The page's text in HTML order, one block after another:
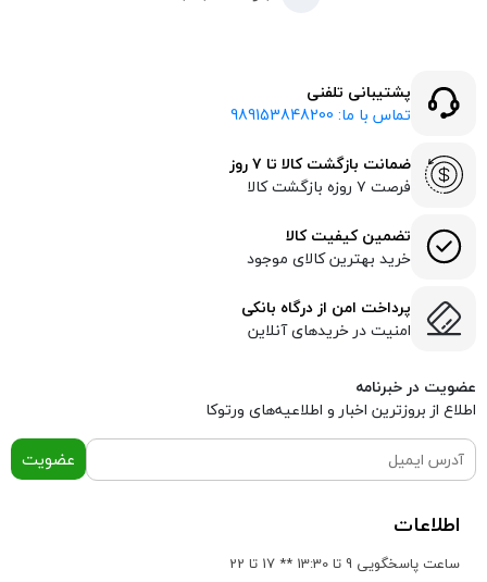
پشتیبانی تلفنی
تماس با ما: 989153848200
ضمانت بازگشت کالا تا ۷ روز
فرصت ۷ روزه بازگشت کالا
تضمین کیفیت کالا
خرید بهترین کالای موجود
پرداخت امن از درگاه بانکی
امنیت در خریدهای آنلاین
عضویت در خبرنامه
اطلاع از بروز‌ترین اخبار و اطلاعیه‌های ورتوکا
عضویت
اطلاعات
ساعت پاسخگویی 9 تا 13:30 ** 17 تا 22